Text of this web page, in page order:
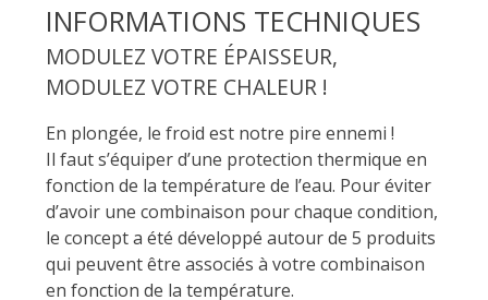
INFORMATIONS TECHNIQUES
MODULEZ VOTRE ÉPAISSEUR,
MODULEZ VOTRE CHALEUR !
En plongée, le froid est notre pire ennemi !
Il faut s’équiper d’une protection thermique en
fonction de la température de l’eau. Pour éviter
d’avoir une combinaison pour chaque condition,
le concept a été développé autour de 5 produits
qui peuvent être associés à votre combinaison
en fonction de la température.